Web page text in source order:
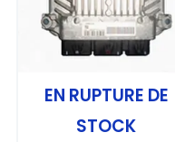
EN RUPTURE DE
STOCK